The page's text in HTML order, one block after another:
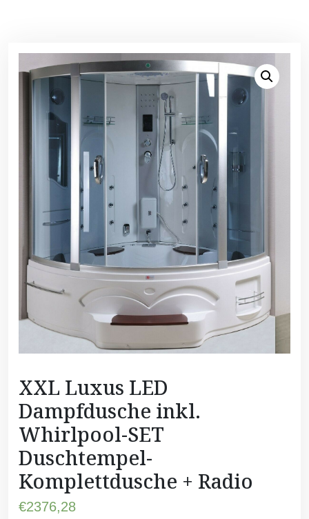
XXL Luxus LED
Dampfdusche inkl.
Whirlpool-SET
Duschtempel-
Komplettdusche + Radio
€2376,28